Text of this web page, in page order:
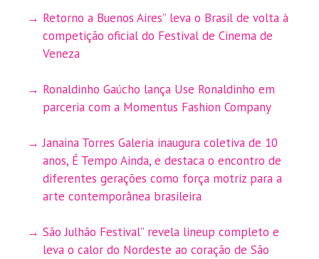
Retorno a Buenos Aires” leva o Brasil de volta à
competição oficial do Festival de Cinema de
Veneza
Ronaldinho Gaúcho lança Use Ronaldinho em
parceria com a Momentus Fashion Company
Janaina Torres Galeria inaugura coletiva de 10
anos, É Tempo Ainda, e destaca o encontro de
diferentes gerações como força motriz para a
arte contemporânea brasileira
São Julhão Festival” revela lineup completo e
leva o calor do Nordeste ao coração de São